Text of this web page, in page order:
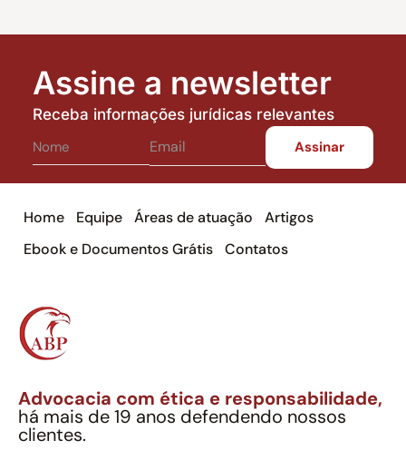
Assine a newsletter
Receba informações jurídicas relevantes
Home Equipe Áreas de atuação
Artigos
Ebook e Documentos Grátis
Contatos
Advocacia com ética e responsabilidade,
há mais de 19 anos defendendo nossos
clientes.